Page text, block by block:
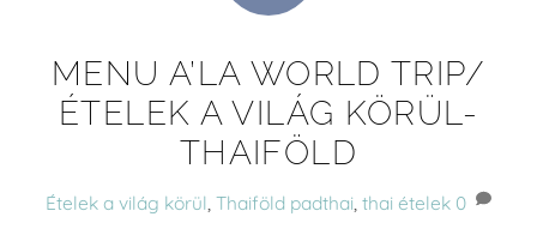
MENU A’LA WORLD TRIP/
ÉTELEK A VILÁG KÖRÜL-
THAIFÖLD
Ételek a világ körül,Thaiföld padthai,thai ételek 0